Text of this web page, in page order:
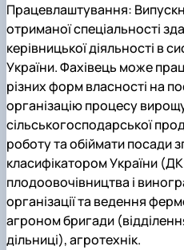
Працевлаштування:
отриманої спеціальності
керівницької діяльності в
України. Фахівець може
різних форм власності на
організацію процесу
сільськогосподарської
роботу та обіймати посади
класифікатором України
плодоовочівництва і
організації та ведення
агроном бригади
дільниці), агротехнік.